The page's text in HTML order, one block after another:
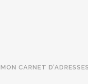
MON CARNET D’ADRESSES